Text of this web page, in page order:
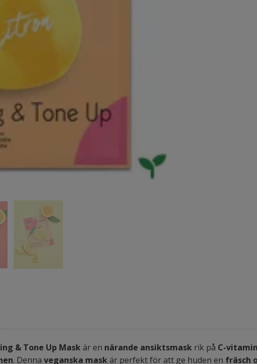
& Tone Up Maskär en närande ansiktsmask rik på C-vitamin
. Denna veganska maskär perfekt för att ge huden en fräsch